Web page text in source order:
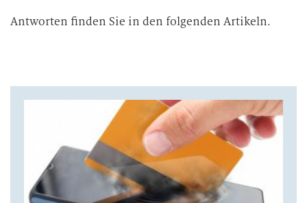
Antworten finden Sie in den folgenden Artikeln.